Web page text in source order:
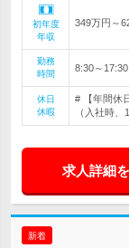
初年度
年収
349万円～
勤務
時間
8:30～
休日
休暇
# 【年間休
（入社時
求人詳細
新着